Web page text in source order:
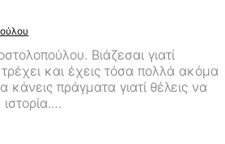
Βιάζεσαι γιατί
και έχεις τόσα πολλά ακόμα
κάνεις πράγματα γιατί θέλεις να